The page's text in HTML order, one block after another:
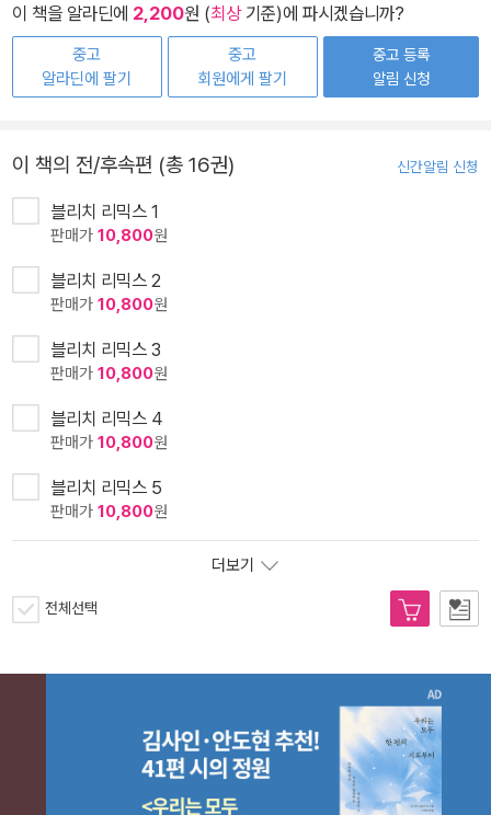
이 책을 알라딘에 2,200원 (최상기준)에 파시겠습니까?
중고
알라딘에 팔기
중고
회원에게 팔기
중고 등록
알림 신청
이 책의 전/후속편 (총 16권) 신간알림 신청
블리치 리믹스 1
판매가 10,800원
블리치 리믹스 2
판매가 10,800원
블리치 리믹스 3
판매가 10,800원
블리치 리믹스 4
판매가 10,800원
블리치 리믹스 5
판매가 10,800원
더보기
전체선택